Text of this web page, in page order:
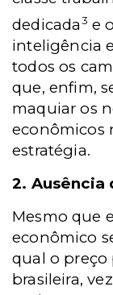
dedicada3 e
inteligência
todos os
que, enfim,
maquiar os
econômicos
estratégia.
2.
Mesmo que
econômico
qual o
brasileira,